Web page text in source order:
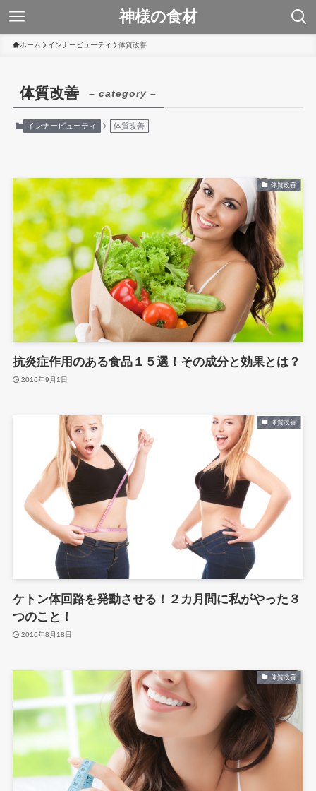
神様の食材
ホーム インナービューティ 体質改善
体質改善 – category –
インナービューティ 体質改善
体質改善
抗炎症作用のある食品１５選！その成分と効果とは？
2016年9月1日
体質改善
ケトン体回路を発動させる！２カ月間に私がやった３
つのこと！
2016年8月18日
体質改善